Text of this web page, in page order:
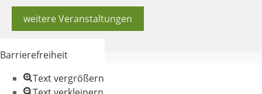
weitere Veranstaltungen
Barrierefreiheit
Text vergrößern